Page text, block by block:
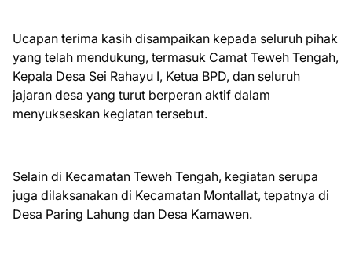
Ucapan terima kasih disampaikan kepada seluruh pihak
yang telah mendukung, termasuk Camat Teweh Tengah,
Kepala Desa Sei Rahayu I, Ketua BPD, dan seluruh
jajaran desa yang turut berperan aktif dalam
menyukseskan kegiatan tersebut.
Selain di Kecamatan Teweh Tengah, kegiatan serupa
juga dilaksanakan di Kecamatan Montallat, tepatnya di
Desa Paring Lahung dan Desa Kamawen.